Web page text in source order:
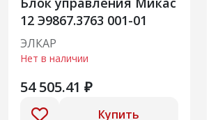
12 Э9867.3763 001-01
ЭЛКАР
Нет в наличии
54 505.41 ₽
Купить